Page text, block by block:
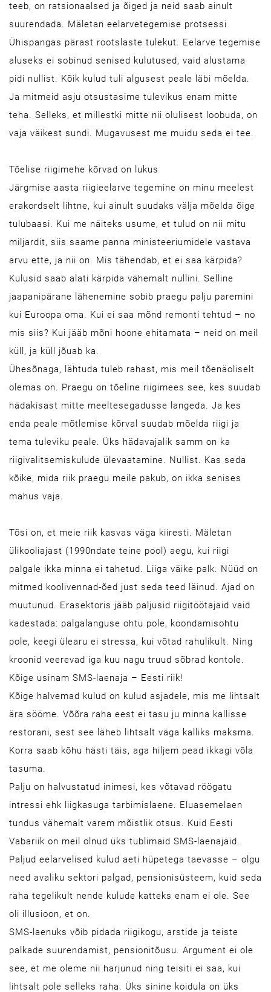
teeb, on ratsionaalsed ja õiged ja neid saab ainult
suurendada. Mäletan eelarvetegemise protsessi
Ühispangas pärast rootslaste tulekut. Eelarve tegemise
aluseks ei sobinud senised kulutused, vaid alustama
pidi nullist. Kõik kulud tuli algusest peale läbi mõelda.
Ja mitmeid asju otsustasime tulevikus enam mitte
teha. Selleks, et millestki mitte nii olulisest loobuda, on
vaja väikest sundi. Mugavusest me muidu seda ei tee.
Tõelise riigimehe kõrvad on lukus
Järgmise aasta riigieelarve tegemine on minu meelest
erakordselt lihtne, kui ainult suudaks välja mõelda õige
tulubaasi. Kui me näiteks usume, et tulud on nii mitu
miljardit, siis saame panna ministeeriumidele vastava
arvu ette, ja nii on. Mis tähendab, et ei saa kärpida?
Kulusid saab alati kärpida vähemalt nullini. Selline
jaapanipärane lähenemine sobib praegu palju paremini
kui Euroopa oma. Kui ei saa mõnd remonti tehtud – no
mis siis? Kui jääb mõni hoone ehitamata – neid on meil
küll, ja küll jõuab ka.
Ühesõnaga, lähtuda tuleb rahast, mis meil tõenäoliselt
olemas on. Praegu on tõeline riigimees see, kes suudab
hädakisast mitte meeltesegadusse langeda. Ja kes
enda peale mõtlemise kõrval suudab mõelda riigi ja
tema tuleviku peale. Üks hädavajalik samm on ka
riigivalitsemiskulude ülevaatamine. Nullist. Kas seda
kõike, mida riik praegu meile pakub, on ikka senises
mahus vaja.
Tõsi on, et meie riik kasvas väga kiiresti. Mäletan
ülikooliajast (1990ndate teine pool) aegu, kui riigi
palgale ikka minna ei tahetud. Liiga väike palk. Nüüd on
mitmed koolivennad-õed just seda teed läinud. Ajad on
muutunud. Erasektoris jääb paljusid riigitöötajaid vaid
kadestada: palgalanguse ohtu pole, koondamisohtu
pole, keegi ülearu ei stressa, kui võtad rahulikult. Ning
kroonid veerevad iga kuu nagu truud sõbrad kontole.
Kõige usinam SMS-laenaja – Eesti riik!
Kõige halvemad kulud on kulud asjadele, mis me lihtsalt
ära sööme. Võõra raha eest ei tasu ju minna kallisse
restorani, sest see läheb lihtsalt väga kalliks maksma.
Korra saab kõhu hästi täis, aga hiljem pead ikkagi võla
tasuma.
Palju on halvustatud inimesi, kes võtavad röögatu
intressi ehk liigkasuga tarbimislaene. Eluasemelaen
tundus vähemalt varem mõistlik otsus. Kuid Eesti
Vabariik on meil olnud üks tublimaid SMS-laenajaid.
Paljud eelarvelised kulud aeti hüpetega taevasse – olgu
need avaliku sektori palgad, pensionisüsteem, kuid seda
raha tegelikult nende kulude katteks enam ei ole. See
oli illusioon, et on.
SMS-laenuks võib pidada riigikogu, arstide ja teiste
palkade suurendamist, pensionitõusu. Argument ei ole
see, et me oleme nii harjunud ning teisiti ei saa, kui
lihtsalt pole selleks raha. Üks sinine koidula on üks